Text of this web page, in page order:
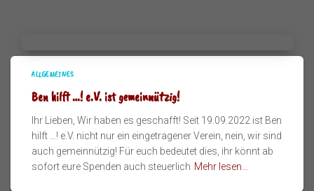
ALLGEMEINES
Ben hilft …! e.V. ist gemeinnützig!
Ihr Lieben, Wir haben es geschafft! Seit 19.09.2022 ist Ben
hilft …! e.V. nicht nur ein eingetragener Verein, nein, wir sind
auch gemeinnützig! Für euch bedeutet dies, ihr könnt ab
sofort eure Spenden auch steuerlich Mehr lesen…